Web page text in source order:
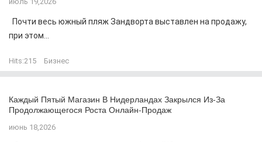
Почти весь южный пляж Зандворта выставлен на продажу,
при этом...
Hits:215 Бизнес
Каждый Пятый Магазин В Нидерландах Закрылся Из-За
Продолжающегося Роста Онлайн-Продаж
июнь 18,2026